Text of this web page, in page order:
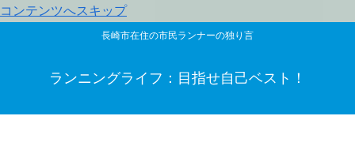
コンテンツへスキップ
長崎市在住の市民ランナーの独り言
ランニングライフ：目指せ自己ベスト！